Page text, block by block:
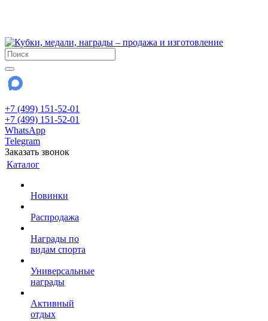
+7 (499) 151-52-01
+7 (499) 151-52-01
WhatsApp
Telegram
Заказать звонок
Каталог
Новинки
Распродажа
Награды по
видам спорта
Универсальные
награды
Активный
отдых